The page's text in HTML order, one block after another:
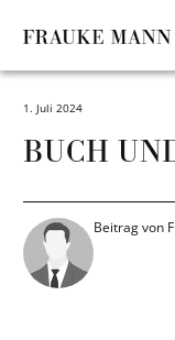
CONTENT
1. Juli 2024
BUCH
Beitrag von